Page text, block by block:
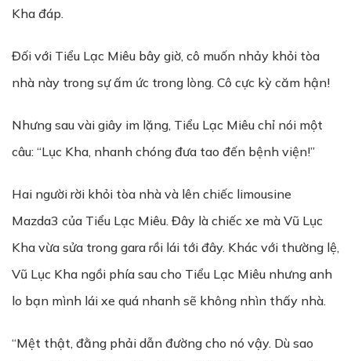
Kha đáp.
Đối với Tiểu Lạc Miêu bây giờ, cô muốn nhảy khỏi tòa
nhà này trong sự ấm ức trong lòng. Cô cực kỳ căm hận!
Nhưng sau vài giây im lặng, Tiểu Lạc Miêu chỉ nói một
câu: “Lục Kha, nhanh chóng đưa tao đến bệnh viện!”
Hai người rời khỏi tòa nhà và lên chiếc limousine
Mazda3 của Tiểu Lạc Miêu. Đây là chiếc xe mà Vũ Lục
Kha vừa sửa trong gara rồi lái tới đây. Khác với thường lệ,
Vũ Lục Kha ngồi phía sau cho Tiểu Lạc Miêu nhưng anh
lo bạn mình lái xe quá nhanh sẽ không nhìn thấy nhà.
“Mệt thật, đằng phải dẫn đường cho nó vậy. Dù sao